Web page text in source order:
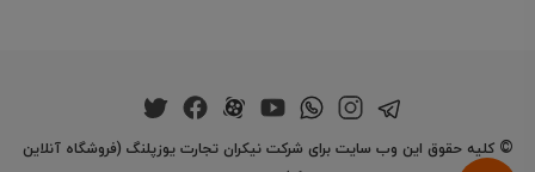
حتماً سایز و مشخصات درج‌شده روی درب خودرو را بررسی کنید.
از اصالت برند و تاریخ تولید تایر اطمینان حاصل کنید.©کلیه حقوق این وب سایت برای شرکت نیکران تجارت یوزپلنگ (فروشگاه آنلاین